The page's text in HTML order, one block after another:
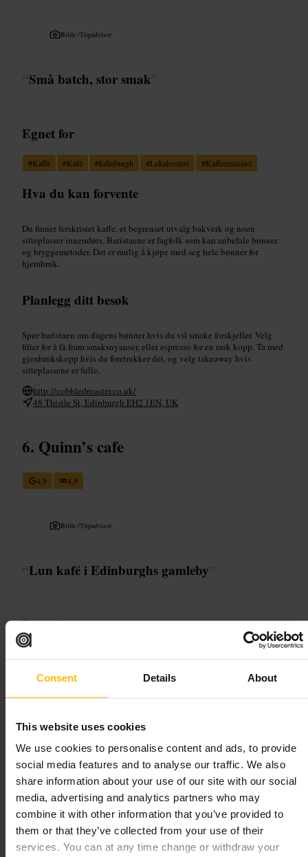
Consent Details About
This website uses cookies
We use cookies to personalise content and ads, to provide
social media features and to analyse our traffic. We also
share information about your use of our site with our social
media, advertising and analytics partners who may
combine it with other information that you’ve provided to
them or that they’ve collected from your use of their
services. You can at any time change or withdraw your
Bilde /Tripadvisor
“Små batch, stor smak”
Egnet for
#Kaffe #Kafé #Edinburgh #Lokalrosteri #Kaffeentusiast
Hva du kan forvente
Du finner ferskristet kaffe, et begrenset utvalg bakverk og noen
sitteplasser innendørs. Baristaene er fagfolk som kan anbefale bønner
og bryggemetoder. Det er mulig å kjøpe med seg hele bønner for
hjembruk.
Planlegg ditt besøk
Spør baristaen om dagens bønner hvis du vil smake forskjeller. Velg
filter for å få fram smaksnyanser, eller espresso for en rask kopp. Ta med
gjenbrukskopp hvis du foretrekker det, og velg takeaway hvis
sitteplassene er fulle.
http://cobbledroaster.co.uk/
48 Thistle St, Edinburgh EH2 1EN, UK
Quinn’s cafe
4,9 4,9
Bilde /Tripadvisor
“Lun kafé i Edinburghs gamleby”
Egnet for
Hva du kan forvente
hjemmelaget preg i serveringen. Menyen er uformell og fokuserer på
klassiske brunsjretter, smørbrød og kaffevarianter.
Planlegg ditt besøk
Sikt på et tidlig morgenbesøk hvis du vil ha ro. Velg et bord ved
vinduet for å følge livet i gaten, eller reserver hvis dere er flere.
Kombiner kafébesøket med en spasertur i nabolaget for en enkel
dagsplan.